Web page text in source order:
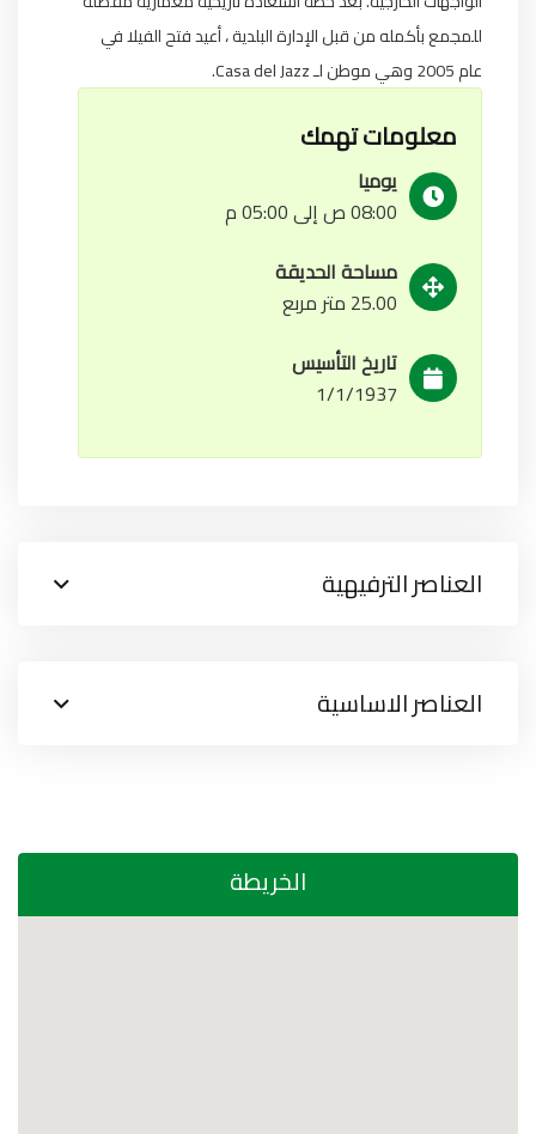
للمجمع بأكمله من قبل الإدارة البلدية ، أعيد فتح الفيلا في
عام 2005 وهي موطن لـ Casa del Jazz.
معلومات تهمك
يوميا
08:00 ص إلى 05:00 م
مساحة الحديقة
25.00 متر مربع
تاريخ التأسيس
1/1/1937
العناصر الترفيهية
العناصر الاساسية
الخريطة